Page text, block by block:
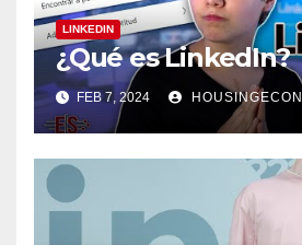
LINKEDIN
¿Qué es LinkedIn?
FEB 7, 2024 HOUSINGECON